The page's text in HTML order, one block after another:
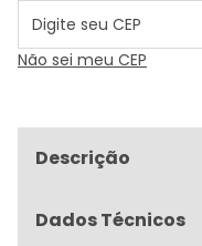
Não sei meu CEP
Descrição
Dados Técnicos